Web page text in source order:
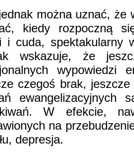
można uznać, że
kiedy rozpoczną
i cuda, spektakularny
wskazuje, że
wypowiedzi
czegoś brak,
ewangelizacyjnych
W efekcie,
na
depresja.